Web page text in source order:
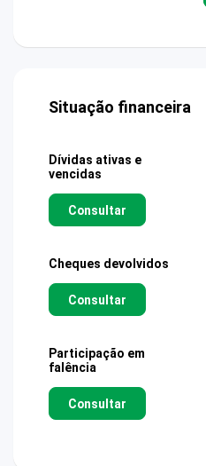
Situação financeira
Dívidas ativas e
vencidas
Consultar
Cheques devolvidos
Consultar
Participação em
falência
Consultar